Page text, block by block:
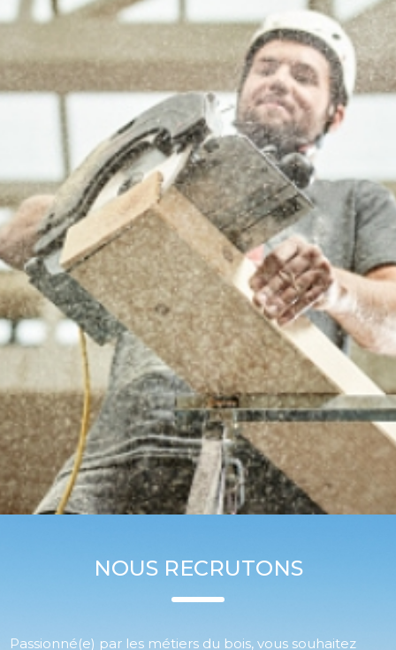
CHARPENTE OSSATURE
Structuré en 6 zones distinctes (Débit – Transfert –
notamment équipé des outils suivants :
NOUS RECRUTONS
Passionné(e) par les métiers du bois, vous souhaitez